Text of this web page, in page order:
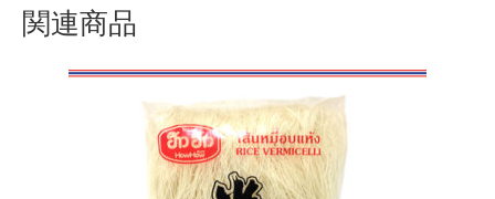
関連商品